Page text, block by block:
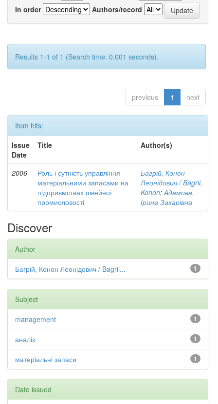
In order
Authors/record
Results 1-1 of 1 (Search time: 0.001 seconds).
previous 1 next
Item hits:
Issue
Date
Title Author(s)
2006
Роль і сутність управління
матеріальними запасами на
підприємствах швейної
промисловості
Багрій, Конон
Леонідович / Bagrii,
Konon;Адамова,
Ірина Захарівна
Discover
Author
1
Багрій, Конон Леонідович / Bagrii...
Subject
1
management
1
аналіз
1
матеріальні запаси
Date issued